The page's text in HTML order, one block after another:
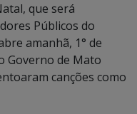
que será
Públicos do
amanhã, 1° de
Governo de Mato
canções como